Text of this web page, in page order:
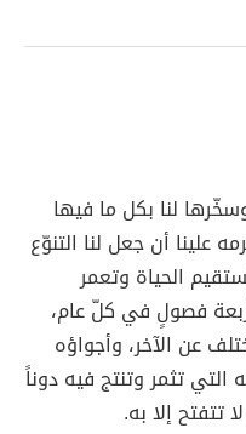
لنا بكل ما فيها
علينا أن جعل لنا التنوّع
الحياة وتعمر
أربعة فصولٍ في كلّ عام،
عن الآخر، وأجواؤه
التي تثمر وتنتج فيه دوناً
تتفتح إلا به.